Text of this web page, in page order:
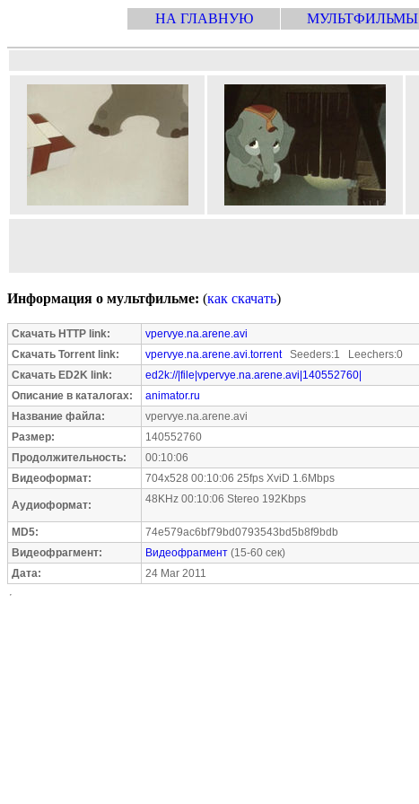
НА ГЛАВНУЮ МУЛЬТФИЛЬМЫ
Информация о мультфильме: (как скачать)
Скачать HTTP link:
vpervye.na.arene.avi
Скачать Torrent link:
vpervye.na.arene.avi.torrentSeeders:1 Leechers:0
Скачать ED2K link:
ed2k://|file|vpervye.na.arene.avi|140552760|
Описание в каталогах:
animator.ru
Название файла:
vpervye.na.arene.avi
Размер:
140552760
Продолжительность:
00:10:06
Видеоформат:
704x528 00:10:06 25fps XviD 1.6Mbps
Аудиоформат: 48KHz 00:10:06 Stereo 192Kbps
MD5:
74e579ac6bf79bd0793543bd5b8f9bdb
Видеофрагмент:
Видеофрагмент (15-60 сек)
Дата:
24 Mar 2011